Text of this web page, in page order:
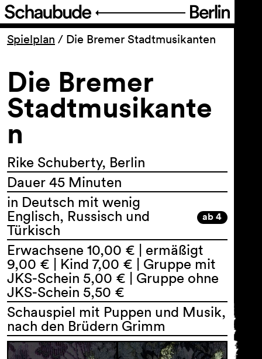
Programm
Ticket
Barrierefreiheit
Über uns
Spielplan / Die Bremer Stadtmusikanten
Die Bremer
Stadtmusikante
n
Rike Schuberty, Berlin
Dauer 45 Minuten
in Deutsch mit wenig
Englisch, Russisch und
Türkisch
ab 4
Erwachsene 10,00 € | ermäßigt
9,00 € | Kind 7,00 € | Gruppe mit
JKS-Schein 5,00 € | Gruppe ohne
JKS-Schein 5,50 €
Schauspiel mit Puppen und Musik,
nach den Brüdern Grimm